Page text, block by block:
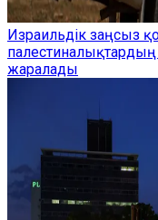
Израильдік заңсыз
жаралады